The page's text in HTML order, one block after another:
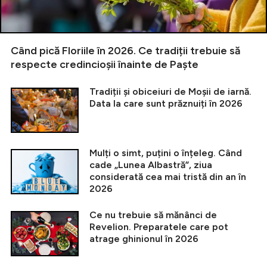
Când pică Floriile în 2026. Ce tradiții trebuie să
respecte credincioșii înainte de Paște
Tradiții și obiceiuri de Moșii de iarnă.
Data la care sunt prăznuiți în 2026
Mulți o simt, puțini o înțeleg. Când
cade „Lunea Albastră”, ziua
considerată cea mai tristă din an în
2026
Ce nu trebuie să mănânci de
Revelion. Preparatele care pot
atrage ghinionul în 2026